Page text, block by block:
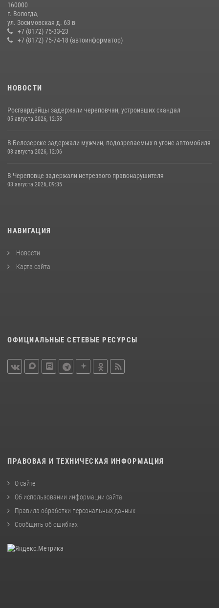
21 единицу оружия изъяли за минувшую неделю сотрудники
Росгвардии в Вологодской области
20 июля 2026, 10:47
160000
г. Вологда,
ул. Зосимовская д. 63 в
+7 (8172) 75-33-23
+7 (8172) 75-74-18 (автоинформатор)
НОВОСТИ
Росгвардейцы задержали череповчан, устроивших скандал
05 августа 2026, 12:53
В Белозерске задержали мужчин, подозреваемых в угоне автомобиля
03 августа 2026, 12:06
В Череповце задержали нетрезвого правонарушителя
03 августа 2026, 09:35
НАВИГАЦИЯ
Новости
Карта сайта
ОФИЦИАЛЬНЫЕ СЕТЕВЫЕ РЕСУРСЫ
ПРАВОВАЯ И ТЕХНИЧЕСКАЯ ИНФОРМАЦИЯ
О сайте
Об использовании информации сайта
Правила обработки персональных данных
Сообщить об ошибках